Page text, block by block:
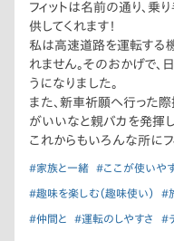
フィットは名前の通り、乗
供してくれます！
私は高速道路を運転する
れません。そのおかげで
うになりました。
また、新車祈願へ行った
がいいなと親バカを発揮し
これからもいろんな所にフ
#家族と一緒 #ここが使いや
#趣味を楽しむ（趣味使い） #
#仲間と #運転のしやすさ #